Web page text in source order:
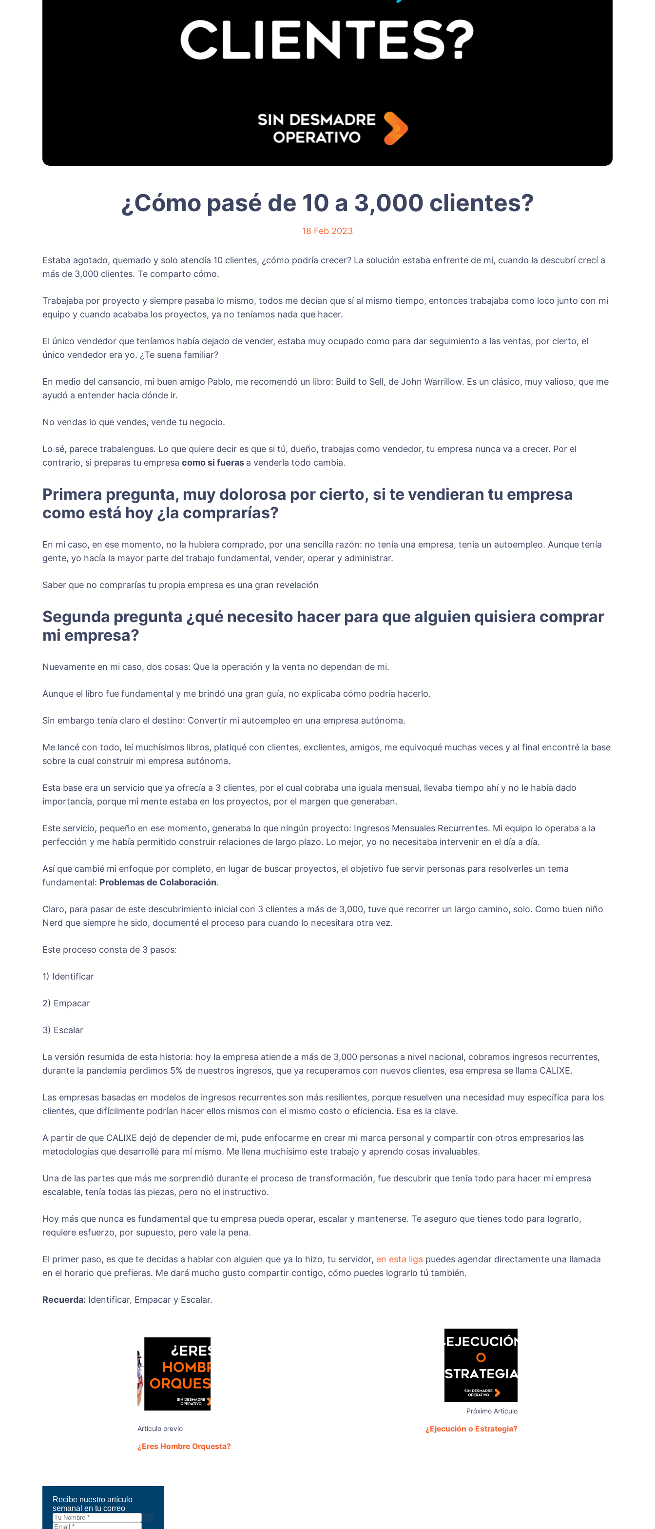
¿Cómo pasé de 10 a 3,000 clientes?
18 Feb 2023
Estaba agotado, quemado y solo atendía 10 clientes, ¿cómo podría crecer? La solución estaba enfrente de mi, cuando la descubrí crecí a
más de 3,000 clientes. Te comparto cómo.
Trabajaba por proyecto y siempre pasaba lo mismo, todos me decían que sí al mismo tiempo, entonces trabajaba como loco junto con mi
equipo y cuando acababa los proyectos, ya no teníamos nada que hacer.
El único vendedor que teníamos había dejado de vender, estaba muy ocupado como para dar seguimiento a las ventas, por cierto, el
único vendedor era yo. ¿Te suena familiar?
En medio del cansancio, mi buen amigo Pablo, me recomendó un libro: Build to Sell, de John Warrillow. Es un clásico, muy valioso, que me
ayudó a entender hacia dónde ir.
No vendas lo que vendes, vende tu negocio.
Lo sé, parece trabalenguas. Lo que quiere decir es que si tú, dueño, trabajas como vendedor, tu empresa nunca va a crecer. Por el
contrario, si preparas tu empresa como si fueras a venderla todo cambia.
Primera pregunta, muy dolorosa por cierto, si te vendieran tu empresa
como está hoy ¿la comprarías?
En mi caso, en ese momento, no la hubiera comprado, por una sencilla razón: no tenía una empresa, tenía un autoempleo. Aunque tenía
gente, yo hacía la mayor parte del trabajo fundamental, vender, operar y administrar.
Saber que no comprarías tu propia empresa es una gran revelación
Segunda pregunta ¿qué necesito hacer para que alguien quisiera comprar
mi empresa?
Nuevamente en mi caso, dos cosas: Que la operación y la venta no dependan de mi.
Aunque el libro fue fundamental y me brindó una gran guía, no explicaba cómo podría hacerlo.
Sin embargo tenía claro el destino: Convertir mi autoempleo en una empresa autónoma.
Me lancé con todo, leí muchísimos libros, platiqué con clientes, exclientes, amigos, me equivoqué muchas veces y al final encontré la base
sobre la cual construir mi empresa autónoma.
Esta base era un servicio que ya ofrecía a 3 clientes, por el cual cobraba una iguala mensual, llevaba tiempo ahí y no le había dado
importancia, porque mi mente estaba en los proyectos, por el margen que generaban.
Este servicio, pequeño en ese momento, generaba lo que ningún proyecto: Ingresos Mensuales Recurrentes. Mi equipo lo operaba a la
perfección y me había permitido construir relaciones de largo plazo. Lo mejor, yo no necesitaba intervenir en el día a día.
Así que cambié mi enfoque por completo, en lugar de buscar proyectos, el objetivo fue servir personas para resolverles un tema
fundamental: Problemas de Colaboración.
Claro, para pasar de este descubrimiento inicial con 3 clientes a más de 3,000, tuve que recorrer un largo camino, solo. Como buen niño
Nerd que siempre he sido, documenté el proceso para cuando lo necesitara otra vez.
Este proceso consta de 3 pasos:
1) Identificar
2) Empacar
3) Escalar
La versión resumida de esta historia: hoy la empresa atiende a más de 3,000 personas a nivel nacional, cobramos ingresos recurrentes,
durante la pandemia perdimos 5% de nuestros ingresos, que ya recuperamos con nuevos clientes, esa empresa se llama CALIXE.
Las empresas basadas en modelos de ingresos recurrentes son más resilientes, porque resuelven una necesidad muy específica para los
clientes, que difícilmente podrían hacer ellos mismos con el mismo costo o eficiencia. Esa es la clave.
A partir de que CALIXE dejó de depender de mi, pude enfocarme en crear mi marca personal y compartir con otros empresarios las
metodologías que desarrollé para mí mismo. Me llena muchísimo este trabajo y aprendo cosas invaluables.
Una de las partes que más me sorprendió durante el proceso de transformación, fue descubrir que tenía todo para hacer mi empresa
escalable, tenía todas las piezas, pero no el instructivo.
Hoy más que nunca es fundamental que tu empresa pueda operar, escalar y mantenerse. Te aseguro que tienes todo para lograrlo,
requiere esfuerzo, por supuesto, pero vale la pena.
El primer paso, es que te decidas a hablar con alguien que ya lo hizo, tu servidor, en esta liga puedes agendar directamente una llamada
en el horario que prefieras. Me dará mucho gusto compartir contigo, cómo puedes lograrlo tú también.
Recuerda: Identificar, Empacar y Escalar.
Articulo previo
¿Eres Hombre Orquesta?
Próximo Articulo
¿Ejecución o Estrategia?
Recibe nuestro artículo
semanal en tu correo